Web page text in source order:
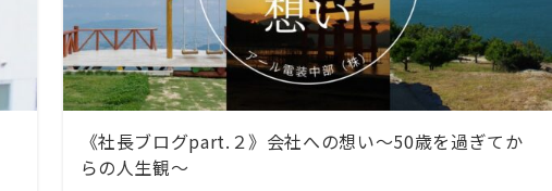
《社長ブログpart.２》会社への想い～50歳を過ぎてか
らの人生観～